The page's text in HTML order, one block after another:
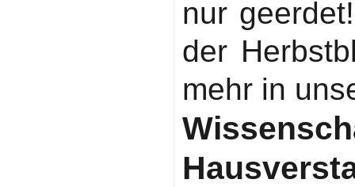
nur
der
mehr in